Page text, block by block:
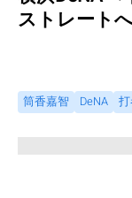
ストレート
筒香嘉智 DeNA